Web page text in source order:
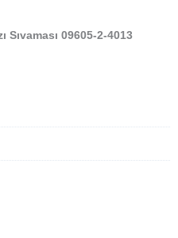
Sıvaması 09605-2-4013